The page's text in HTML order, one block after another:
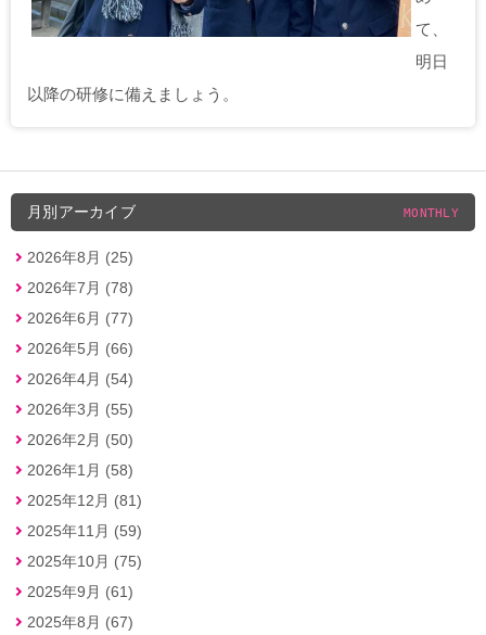
て、
明日
以降の研修に備えましょう。
月別アーカイブ MONTHLY
2026年8月 (25)
2026年7月 (78)
2026年6月 (77)
2026年5月 (66)
2026年4月 (54)
2026年3月 (55)
2026年2月 (50)
2026年1月 (58)
2025年12月 (81)
2025年11月 (59)
2025年10月 (75)
2025年9月 (61)
2025年8月 (67)